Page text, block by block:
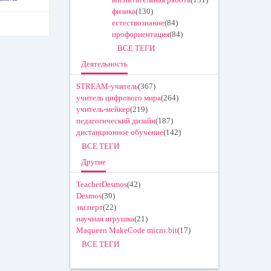
физика(130)
естествознание(84)
профориентация(84)
ВСЕ ТЕГИ
Деятельность
STREAM-учитель(367)
учитель цифрового мира(264)
учитель-мейкер(219)
педагогический дизайн(187)
дистанционное обучение(142)
ВСЕ ТЕГИ
Другие
TeacherDesmos(42)
Desmos(30)
эксперт(22)
научная игрушка(21)
Maqueen MakeCode micro:bit(17)
ВСЕ ТЕГИ